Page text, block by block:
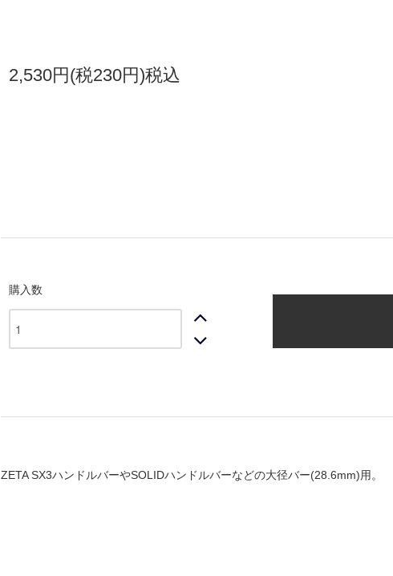
2,530円(税230円)税込
購入数
ZETA SX3ハンドルバーやSOLIDハンドルバーなどの大径バー(28.6mm)用。